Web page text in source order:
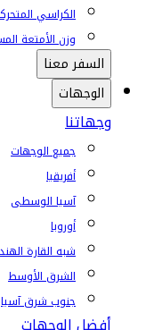
الكراسي
وزن الأمتعة
السفر معنا
الوجهات
وجهاتنا
جميع الوجهات
أفريقيا
آسيا الوسطى
أوروبا
شبه القارة
الشرق الأوسط
جنوب شرق آسيا